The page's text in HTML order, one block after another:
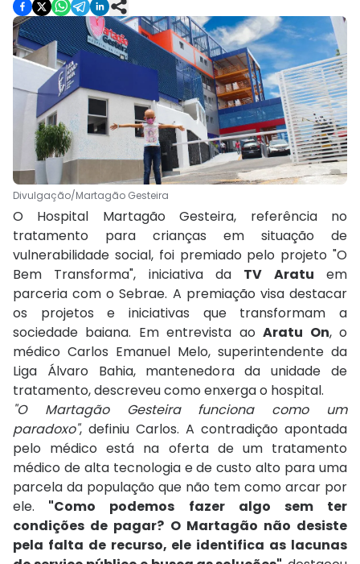
Divulgação/Martagão Gesteira
O Hospital Martagão Gesteira, referência no
tratamento para crianças em situação de
vulnerabilidade social, foi premiado pelo projeto "O
Bem Transforma", iniciativa da TV Aratu em
parceria com o Sebrae. A premiação visa destacar
os projetos e iniciativas que transformam a
sociedade baiana. Em entrevista aoAratu On, o
médico Carlos Emanuel Melo, superintendente da
Liga Álvaro Bahia, mantenedora da unidade de
tratamento, descreveu como enxerga o hospital.
"O Martagão Gesteira funciona como um
paradoxo", definiu Carlos. A contradição apontada
pelo médico está na oferta de um tratamento
médico de alta tecnologia e de custo alto para uma
parcela da população que não tem como arcar por
ele. "Como podemos fazer algo sem ter
condições de pagar? O Martagão não desiste
pela falta de recurso, ele identifica as lacunas